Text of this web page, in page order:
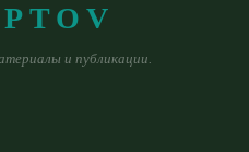
и публикации.